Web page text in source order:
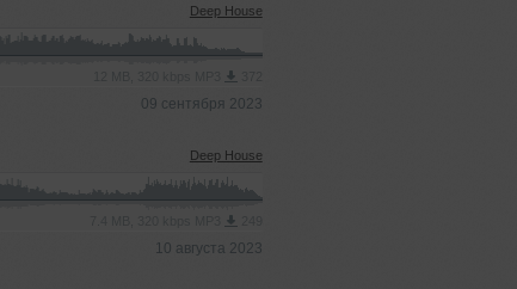
Deep House
09 сентября 2023
Deep House
10 августа 2023